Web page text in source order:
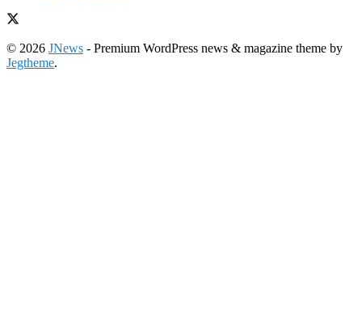
© 2026 JNews - Premium WordPress news & magazine theme by
Jegtheme.